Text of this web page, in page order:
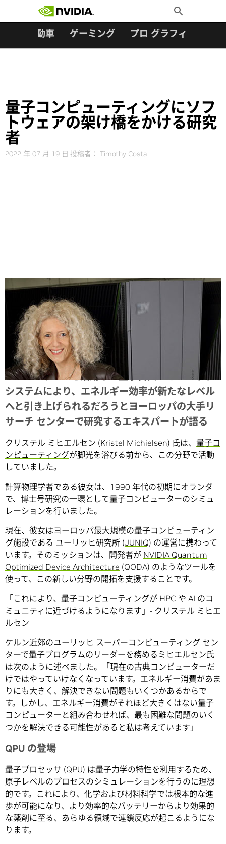
Toggle
Search
自動車 ゲーミング プロ グラフィックス
量子コンピューティングにソフ
トウェアの架け橋をかける研究
者
2022 年 07 月 19 日 投稿者： Timothy Costa
Share
NVIDIA QODA を活用した量子古典ハイブリッド
システムにより、エネルギー効率が新たなレベル
へと引き上げられるだろうとヨーロッパの大手リ
サーチ センターで研究するエキスパートが語る
クリステル ミヒエルセン (Kristel Michielsen) 氏は、 量子コ
ンピューティングが脚光を浴びる前から、この分野で活動
していました。
計算物理学者である彼女は、1990 年代の初期にオランダ
で、博士号研究の一環として量子コンピューターのシミュ
レーションを行いました。
現在、彼女はヨーロッパ最大規模の量子コンピューティン
グ施設である ユーリッヒ研究所 (JUNIQ) の運営に携わって
います。そのミッションは、開発者が NVIDIA Quantum
Optimized Device Architecture (QODA) のようなツールを
使って、この新しい分野の開拓を支援することです。
「これにより、量子コンピューティングが HPC や AI のコ
ミュニティに近づけるようになります」- クリステル ミヒエ
ルセン
ケルン近郊のユーリッヒ スーパーコンピューティング セン
ターで量子プログラムのリーダーを務めるミヒエルセン氏
は次のように述べました。「現在の古典コンピューターだ
けではやっていけなくなっています。エネルギー消費があま
りにも大きく、解決できない問題もいくつかあるからで
す。しかし、エネルギー消費がそれほど大きくはない量子
コンピューターと組み合わせれば、最も困難な問題のいく
つかを解決できる可能性があると私は考えています」
QPU の登場
量子プロセッサ (QPU) は量子力学の特性を利用するため、
原子レベルのプロセスのシミュレーションを行うのに理想
的です。これにより、化学および材料科学では根本的な進
歩が可能になり、より効率的なバッテリーからより効果的
な薬剤に至る、あらゆる領域で連鎖反応が起こるようにな
ります。